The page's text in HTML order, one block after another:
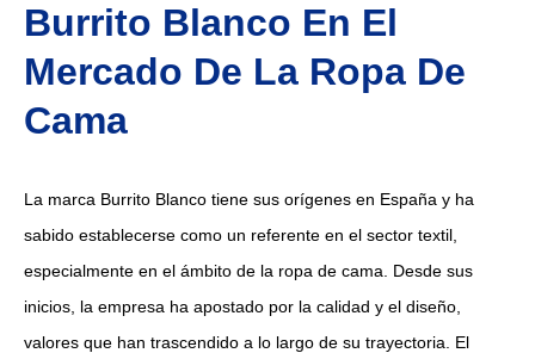
Burrito Blanco En El
Mercado De La Ropa De
Cama
La marca Burrito Blanco tiene sus orígenes en España y ha
sabido establecerse como un referente en el sector textil,
especialmente en el ámbito de la ropa de cama. Desde sus
inicios, la empresa ha apostado por la calidad y el diseño,
valores que han trascendido a lo largo de su trayectoria. El